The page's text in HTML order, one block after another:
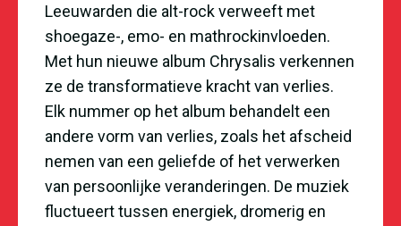
Leeuwarden die alt-rock verweeft met
shoegaze-, emo- en mathrockinvloeden.
Met hun nieuwe album Chrysalis verkennen
ze de transformatieve kracht van verlies.
Elk nummer op het album behandelt een
andere vorm van verlies, zoals het afscheid
nemen van een geliefde of het verwerken
van persoonlijke veranderingen. De muziek
fluctueert tussen energiek, dromerig en